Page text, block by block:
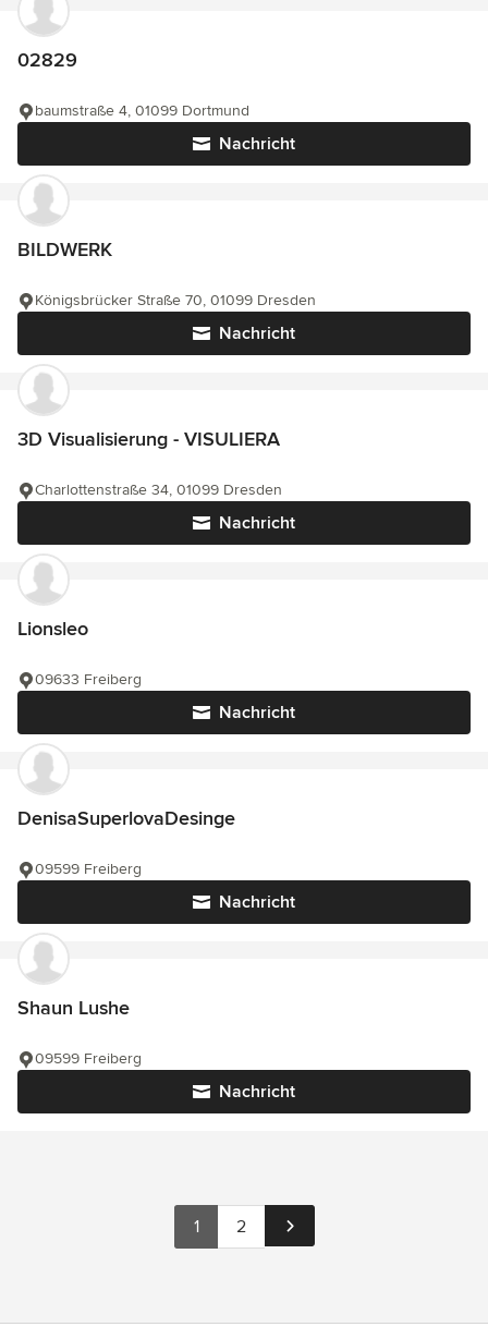
02829
Nachricht
baumstraße 4, 01099 Dortmund
BILDWERK
Nachricht
Königsbrücker Straße 70, 01099 Dresden
3D Visualisierung - VISULIERA
Nachricht
Charlottenstraße 34, 01099 Dresden
Lionsleo
Nachricht
09633 Freiberg
DenisaSuperlovaDesinge
Nachricht
09599 Freiberg
Shaun Lushe
Nachricht
09599 Freiberg
1 2